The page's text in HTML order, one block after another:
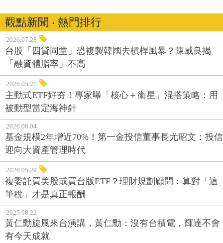
觀點新聞 ‧ 熱門排行
2026.07.28
台股「四貸同堂」恐複製韓國去槓桿風暴？陳威良揭
「融資體脂率」不高
2026.05.21
主動式ETF好夯！專家曝「核心＋衛星」混搭策略：用
被動型當定海神針
2026.08.04
基金規模2年增近70%！第一金投信董事長尤昭文：投信
迎向大資產管理時代
2026.05.29
複委託買美股或買台版ETF？理財規劃顧問：算對「這
筆稅」才是真正報酬
2025.08.22
黃仁勳旋風來台演講，黃仁勳：沒有台積電，輝達不會
有今天成就